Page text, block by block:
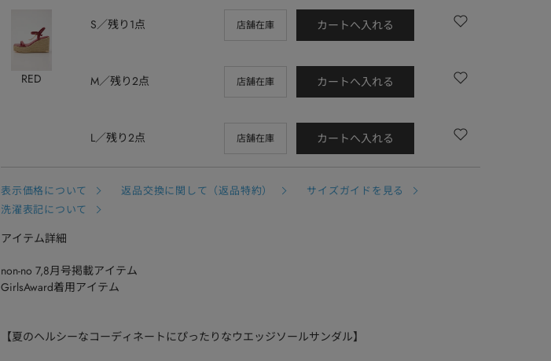
RED
S 残り1点 店舗在庫 カートへ入れる
M 残り2点 店舗在庫 カートへ入れる
L 残り2点 店舗在庫 カートへ入れる
表示価格について 返品交換に関して（返品特約）
サイズガイドを見る
洗濯表記について
アイテム詳細
non-no 7,8月号掲載アイテム
GirlsAward着用アイテム
【夏のヘルシーなコーディネートにぴったりなウエッジソールサンダル】